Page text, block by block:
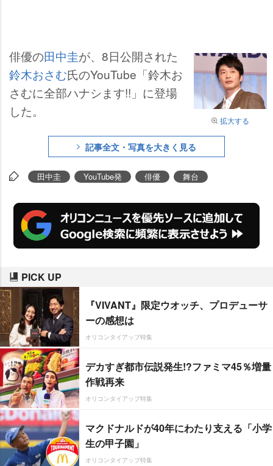
拡大する
俳優の田中圭が、8日公開された
鈴木おさむ氏のYouTube「鈴木お
さむに全部ハナシます!!」に登場
した。
記事全文・写真を大きく見る
田中圭 YouTube発 俳優 舞台
PICK UP
『VIVANT』限定ウオッチ、プロデューサ
ーの感想は
オリコンタイアップ特集
デカすぎ都市伝説発生!?ファミマ45％増量
作戦再来
オリコンタイアップ特集
マクドナルドが40年にわたり支える「小学
生の甲子園」
オリコンタイアップ特集